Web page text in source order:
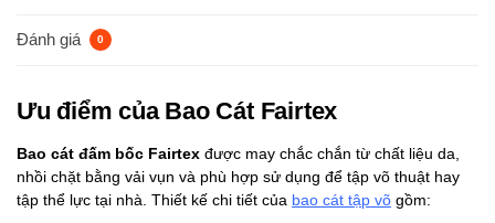
Đánh giá 0
Ưu điểm của Bao Cát Fairtex
Bao cát đấm bốc Fairtex được may chắc chắn từ chất liệu da,
nhồi chặt bằng vải vụn và phù hợp sử dụng để tập võ thuật hay
tập thể lực tại nhà. Thiết kế chi tiết của bao cát tập võ gồm: